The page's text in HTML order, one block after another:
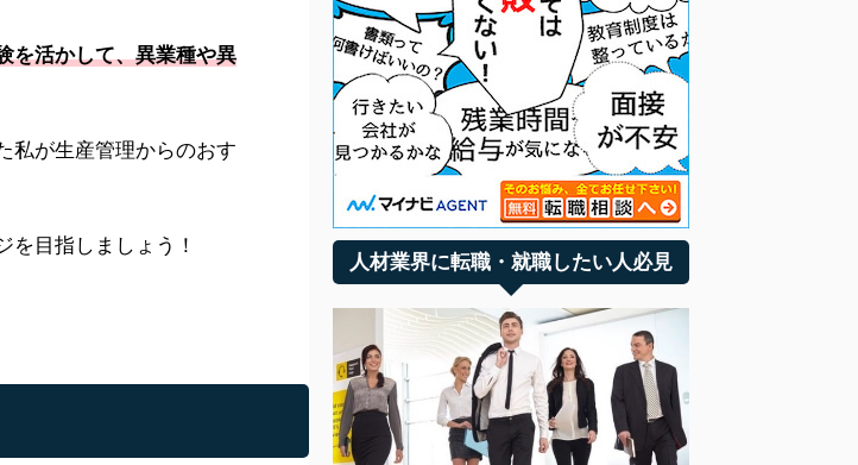
を活かして、異業種や異
私が生産管理からのおす
を目指しましょう！
人材業界に転職・就職したい人必見